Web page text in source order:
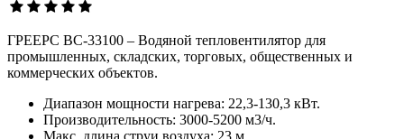
ГРЕЕРС ВС-33100 – Водяной тепловентилятор для
промышленных, складских, торговых, общественных и
коммерческих объектов.
Диапазон мощности нагрева: 22,3-130,3 кВт.
Производительность: 3000-5200 м3/ч.